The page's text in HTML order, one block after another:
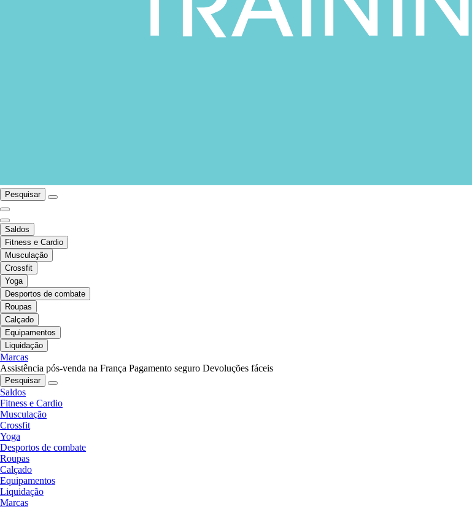
Pesquisar
Saldos
Fitness e Cardio
Musculação
Crossfit
Yoga
Desportos de combate
Roupas
Calçado
Equipamentos
Liquidação
Marcas
Assistência pós-venda na França Pagamento seguro Devoluções fáceis
Pesquisar
Saldos
Fitness e Cardio
Musculação
Crossfit
Yoga
Desportos de combate
Roupas
Calçado
Equipamentos
Liquidação
Marcas